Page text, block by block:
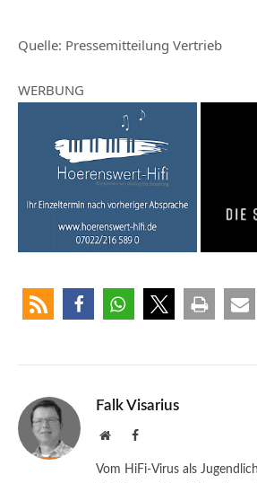
Quelle: Pressemitteilung Vertrieb
WERBUNG
Falk Visarius
WebsiteFacebook
Vom HiFi-Virus als